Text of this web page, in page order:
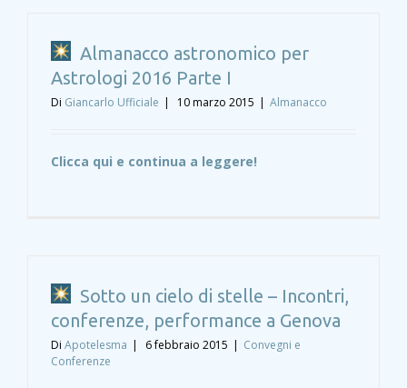
Almanacco astronomico per
Astrologi 2016 Parte I
Di Giancarlo Ufficiale | 10 marzo 2015 | Almanacco
Clicca qui e continua a leggere!
Sotto un cielo di stelle – Incontri,
conferenze, performance a Genova
Di Apotelesma | 6 febbraio 2015 | Convegni e
Conferenze